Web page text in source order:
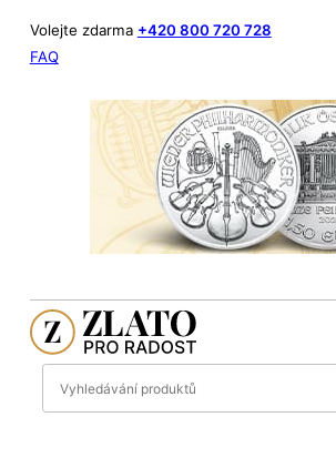
Volejte zdarma +420 800 720 728
FAQ